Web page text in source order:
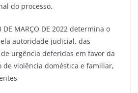
do processo.
DE MARÇO DE 2022 determina o
autoridade judicial, das
urgência deferidas em favor da
de violência doméstica e familiar,